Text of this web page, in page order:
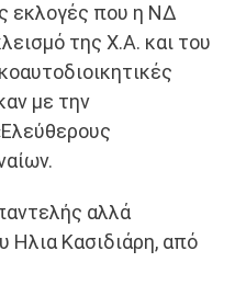
εκλογές που η ΝΔ
της Χ.Α. και του
με την
αλλά
Ηλια Κασιδιάρη, από